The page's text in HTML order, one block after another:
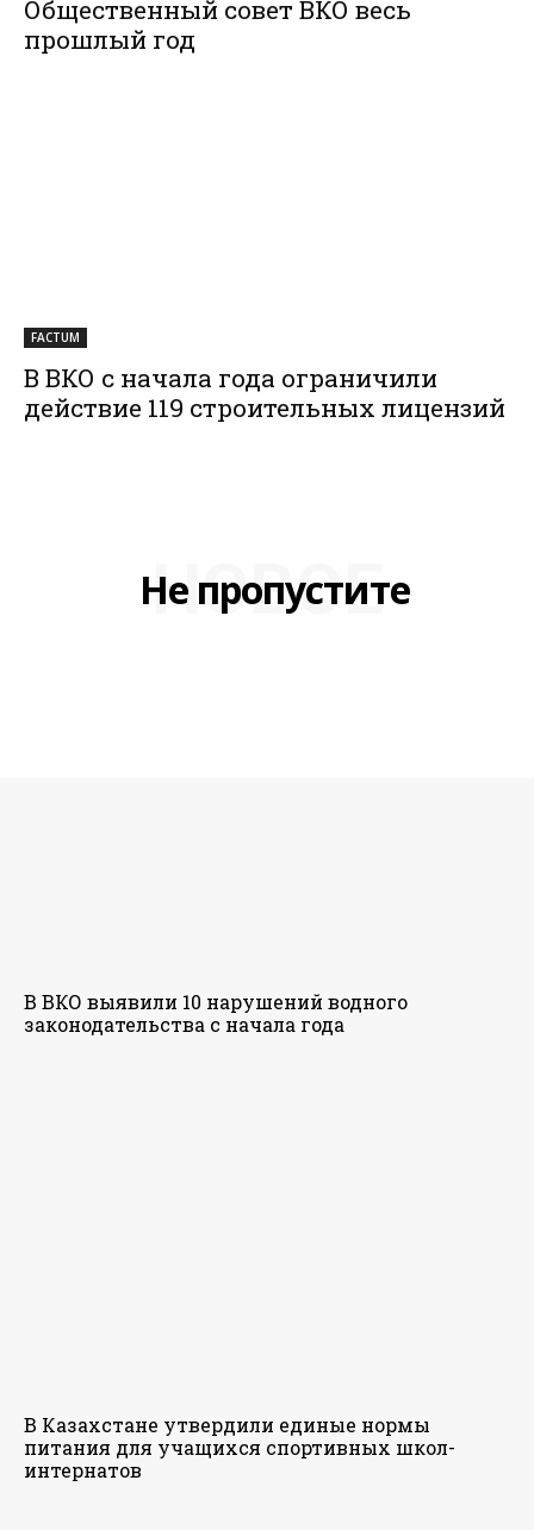
Общественный совет ВКО весь
прошлый год
FACTUM
В ВКО с начала года ограничили
действие 119 строительных лицензий
Не пропустите
НОВОЕ
В ВКО выявили 10 нарушений водного
законодательства с начала года
В Казахстане утвердили единые нормы
питания для учащихся спортивных школ-
интернатов